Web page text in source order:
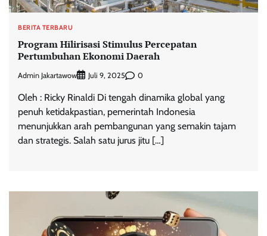
BERITA TERBARU
Program Hilirisasi Stimulus Percepatan
Pertumbuhan Ekonomi Daerah
Admin Jakartawow Juli 9, 2025 0
Oleh : Ricky Rinaldi Di tengah dinamika global yang
penuh ketidakpastian, pemerintah Indonesia
menunjukkan arah pembangunan yang semakin tajam
dan strategis. Salah satu jurus jitu […]